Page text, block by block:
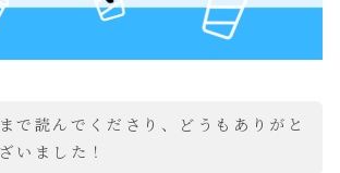
で読んでくださり、どうもありがと
いました！